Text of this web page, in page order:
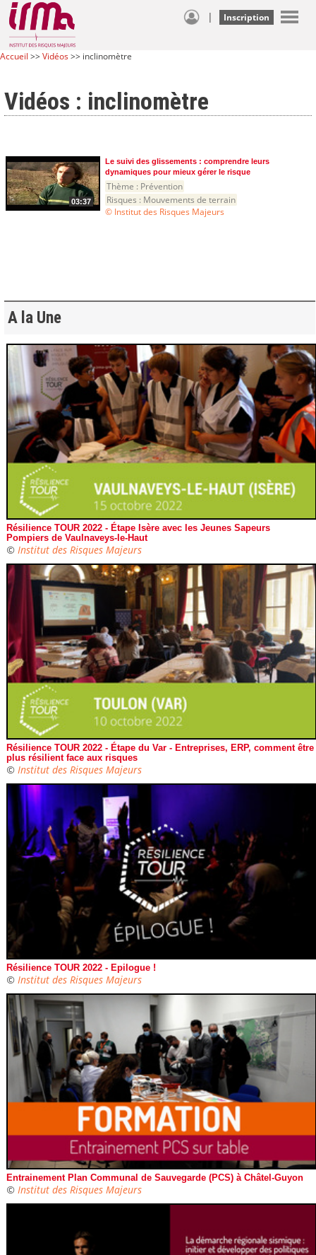
| Inscription
Accueil >>Vidéos>> inclinomètre
Vidéos : inclinomètre
03:37
Le suivi des glissements : comprendre leurs
dynamiques pour mieux gérer le risque
Thème : Prévention
Risques : Mouvements de terrain
© Institut des Risques Majeurs
A la Une
Résilience TOUR 2022 - Étape Isère avec les Jeunes Sapeurs
Pompiers de Vaulnaveys-le-Haut
© Institut des Risques Majeurs
Résilience TOUR 2022 - Étape du Var - Entreprises, ERP, comment être
plus résilient face aux risques
© Institut des Risques Majeurs
Résilience TOUR 2022 - Epilogue !
© Institut des Risques Majeurs
Entrainement Plan Communal de Sauvegarde (PCS) à Châtel-Guyon
© Institut des Risques Majeurs